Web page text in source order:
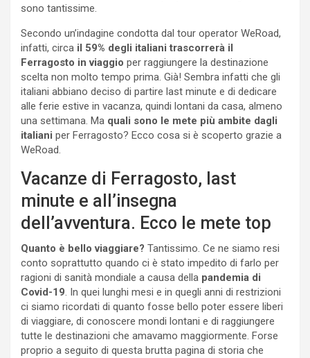
sono tantissime.
Secondo un’indagine condotta dal tour operator WeRoad,
infatti, circa il 59% degli italiani trascorrerà il
Ferragosto in viaggio per raggiungere la destinazione
scelta non molto tempo prima. Già! Sembra infatti che gli
italiani abbiano deciso di partire last minute e di dedicare
alle ferie estive in vacanza, quindi lontani da casa, almeno
una settimana. Ma quali sono le mete più ambite dagli
italiani per Ferragosto? Ecco cosa si è scoperto grazie a
WeRoad.
Vacanze di Ferragosto, last
minute e all’insegna
dell’avventura. Ecco le mete top
Quanto è bello viaggiare? Tantissimo. Ce ne siamo resi
conto soprattutto quando ci è stato impedito di farlo per
ragioni di sanità mondiale a causa della pandemia di
Covid-19. In quei lunghi mesi e in quegli anni di restrizioni
ci siamo ricordati di quanto fosse bello poter essere liberi
di viaggiare, di conoscere mondi lontani e di raggiungere
tutte le destinazioni che amavamo maggiormente. Forse
proprio a seguito di questa brutta pagina di storia che